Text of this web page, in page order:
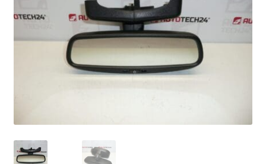
Moje konto
O nas
Procedura reklamacyjna